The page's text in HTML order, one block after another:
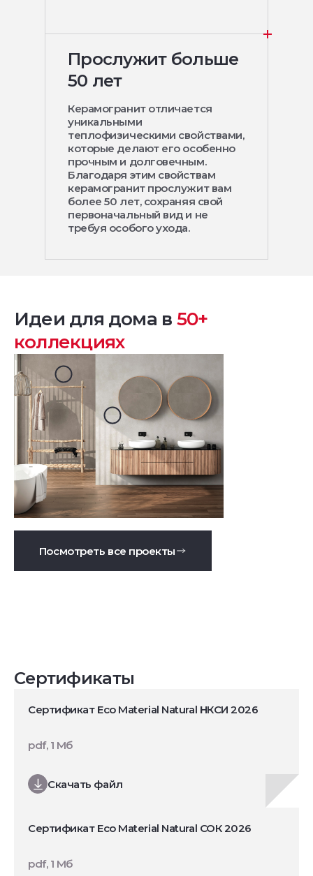
Прослужит больше
50 лет
Керамогранит отличается
уникальными
теплофизическими свойствами,
которые делают его особенно
прочным и долговечным.
Благодаря этим свойствам
керамогранит прослужит вам
более 50 лет, сохраняя свой
первоначальный вид и не
требуя особого ухода.
Идеи для дома в 50+
коллекциях
Посмотреть все проекты
Сертификаты
Сертификат Eco Material Natural НКСИ 2026
Скачать файл
pdf, 1 Мб
Сертификат Eco Material Natural СОК 2026
pdf, 1 Мб